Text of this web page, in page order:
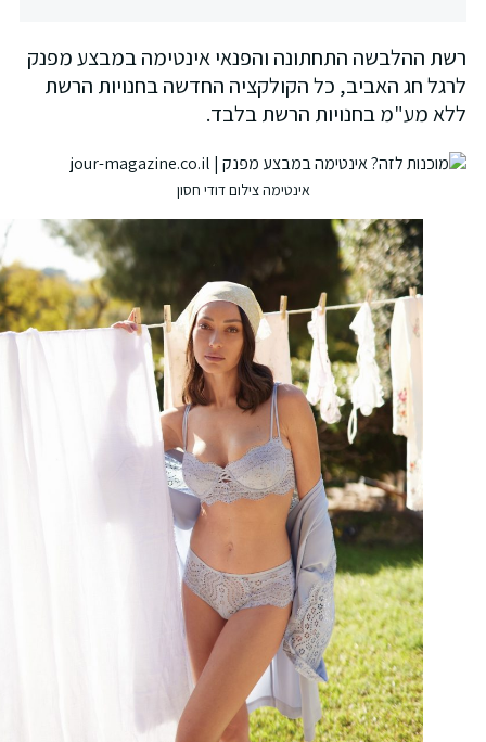
ההלבשה התחתונה והפנאי אינטימה במבצע מפנק
חג האביב, כל הקולקציה החדשה בחנויות הרשת
מע"מ בחנויות הרשת בלבד.
אינטימה צילום דודי חסון